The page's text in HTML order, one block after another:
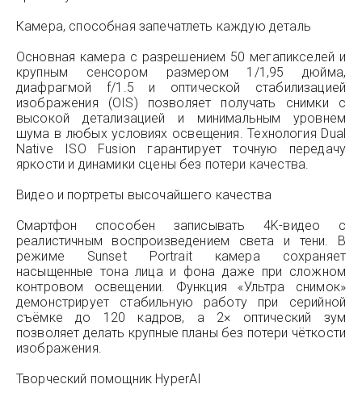
Камера, способная запечатлеть каждую деталь
Основная камера с разрешением 50 мегапикселей и
крупным сенсором размером 1/1,95 дюйма,
диафрагмой f/1.5 и оптической стабилизацией
изображения (OIS) позволяет получать снимки с
высокой детализацией и минимальным уровнем
шума в любых условиях освещения. Технология Dual
Native ISO Fusion гарантирует точную передачу
яркости и динамики сцены без потери качества.
Видео и портреты высочайшего качества
Смартфон способен записывать 4K-видео с
реалистичным воспроизведением света и тени. В
режиме Sunset Portrait камера сохраняет
насыщенные тона лица и фона даже при сложном
контровом освещении. Функция «Ультра снимок»
демонстрирует стабильную работу при серийной
съёмке до 120 кадров, а 2× оптический зум
позволяет делать крупные планы без потери чёткости
изображения.
Творческий помощник HyperAI